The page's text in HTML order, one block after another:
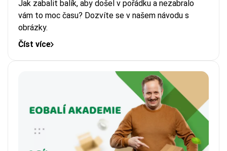
Jak zabalit balík, aby došel v pořádku a nezabralo
vám to moc času? Dozvíte se v našem návodu s
obrázky.
Číst více